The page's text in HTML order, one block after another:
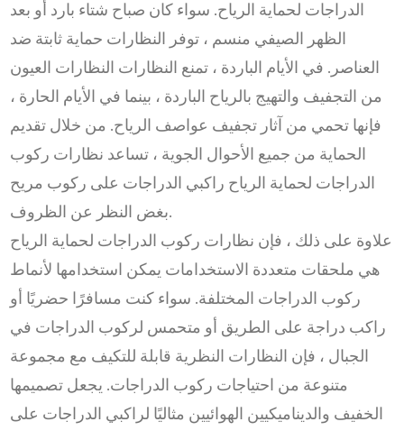
الدراجات لحماية الرياح. سواء كان صباح شتاء بارد أو بعد
الظهر الصيفي منسم ، توفر النظارات حماية ثابتة ضد
العناصر. في الأيام الباردة ، تمنع النظارات النظارات العيون
من التجفيف والتهيج بالرياح الباردة ، بينما في الأيام الحارة ،
فإنها تحمي من آثار تجفيف عواصف الرياح. من خلال تقديم
الحماية من جميع الأحوال الجوية ، تساعد نظارات ركوب
الدراجات لحماية الرياح راكبي الدراجات على ركوب مريح
بغض النظر عن الظروف.
علاوة على ذلك ، فإن نظارات ركوب الدراجات لحماية الرياح
هي ملحقات متعددة الاستخدامات يمكن استخدامها لأنماط
ركوب الدراجات المختلفة. سواء كنت مسافرًا حضريًا أو
راكب دراجة على الطريق أو متحمس لركوب الدراجات في
الجبال ، فإن النظارات النظرية قابلة للتكيف مع مجموعة
متنوعة من احتياجات ركوب الدراجات. يجعل تصميمها
الخفيف والديناميكيين الهوائيين مثاليًا لراكبي الدراجات على